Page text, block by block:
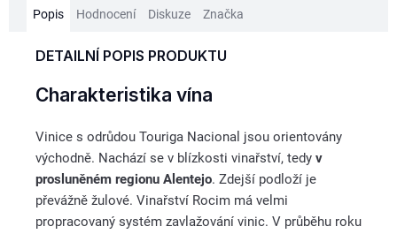
Popis Hodnocení Diskuze Značka
DETAILNÍ POPIS PRODUKTU
Charakteristika vína
Vinice s odrůdou Touriga Nacional jsou orientovány
východně. Nachází se v blízkosti vinařství, tedy v
prosluněném regionu Alentejo. Zdejší podloží je
převážně žulové. Vinařství Rocim má velmi
propracovaný systém zavlažování vinic. V průběhu roku